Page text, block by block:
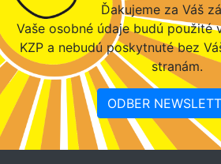
Ďakujeme za Váš
Vaše osobné údaje budú použité
KZP a nebudú poskytnuté bez
stranám.
ODBER